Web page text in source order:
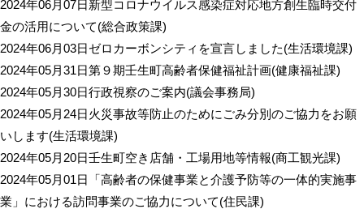
2024年06月07日新型コロナウイルス感染症対応地方創生臨時交付
金の活用について(総合政策課)
2024年06月03日ゼロカーボンシティを宣言しました(生活環境課)
2024年05月31日第９期壬生町高齢者保健福祉計画(健康福祉課)
2024年05月30日行政視察のご案内(議会事務局)
2024年05月24日火災事故等防止のためにごみ分別のご協力をお願
いします(生活環境課)
2024年05月20日壬生町空き店舗・工場用地等情報(商工観光課)
2024年05月01日
「高齢者の保健事業と介護予防等の一体的実施事
業」における訪問事業のご協力について(住民課)